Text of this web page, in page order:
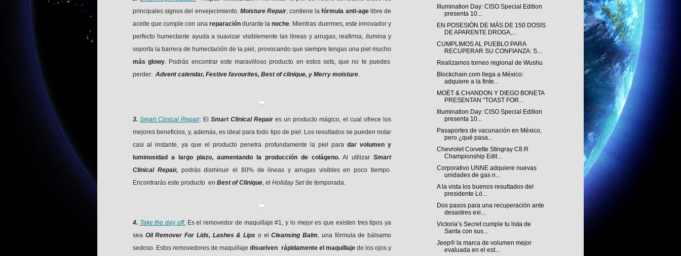
principales signos del envejecimiento. Moisture Repair, contiene lafórmula anti-agelibre de
aceite que cumple con una reparacióndurante lanoche. Mientras duermes, este innovador y
perfecto humectante ayuda a suavizar visiblemente las líneas y arrugas, reafirma, ilumina y
soporta la barrera de humectación de la piel, provocando que siempre tengas una piel mucho
más glowy. Podrás encontrar este maravilloso producto en estos sets, que no te puedes
perder: Advent calendar, Festive favourites, Best of clinique, y Merry moisture.
3. Smart Clinical Repair: El Smart Clinical Repaires un producto mágico, el cual ofrece los
mejores beneficios, y, además, es ideal para todo tipo de piel. Los resultados se pueden notar
casi al instante, ya que el producto penetra profundamente la piel para dar volumen y
luminosidad a largo plazo, aumentando la producción de colágeno. Al utilizar Smart
Clinical Repair,podrás disminuir el 80% de líneas y arrugas visibles en poco tiempo.
Encontrarás este producto en Best of Clinique, el Holiday Setde temporada.
4. Take the day off:Es el removedor de maquillaje #1, y lo mejor es que existen tres tipos ya
sea Oil ​​Remover For Lids, Lashes & Lips o elCleansing Balm, una fórmula de bálsamo
sedoso. Estos removedores de maquillaje disuelven rápidamente el maquillajede los ojos y
Illumination Day: CISO Special Edition
presenta 10...
EN POSESIÓN DE MÁS DE 150 DOSIS
DE APARENTE DROGA,...
CUMPLIMOS AL PUEBLO PARA
RECUPERAR SU CONFIANZA: S...
Realizamos torneo regional de Wushu
Blockchain.com llega a México:
adquiere a la finte...
MOËT & CHANDON Y DIEGO BONETA
PRESENTAN “TOAST FOR...
Illumination Day: CISO Special Edition
presenta 10...
Pasaportes de vacunación en México,
pero ¿qué pasa...
Chevrolet Corvette Stingray C8.R
Championship Edit...
Corporativo UNNE adquiere nuevas
unidades de gas n...
A la vista los buenos resultados del
presidente Ló...
Dos pasos para una recuperación ante
desastres exi...
Victoria’s Secret cumple tu lista de
Santa con sus...
Jeep® la marca de volumen mejor
evaluada en el est...